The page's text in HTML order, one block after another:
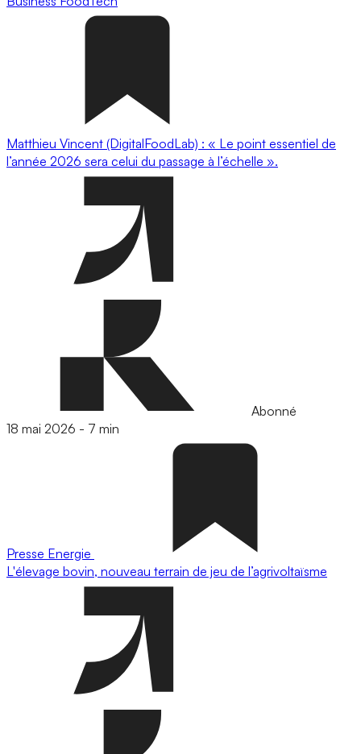
Matthieu Vincent (DigitalFoodLab) : « Le point essentiel de
l’année 2026 sera celui du passage à l’échelle ».
Abonné
18 mai 2026 - 7 min
Presse Energie
L'élevage bovin, nouveau terrain de jeu de l’agrivoltaïsme